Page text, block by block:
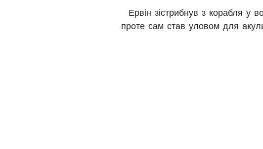
Ервін зістрибнув з корабля у
проте сам став уловом для